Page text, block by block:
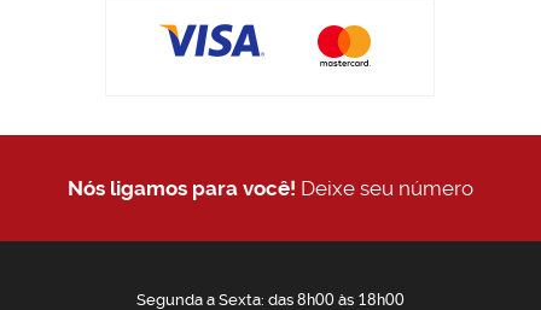
Nós ligamos para você! Deixe seu número
Segunda a Sexta: das 8h00às 18h00